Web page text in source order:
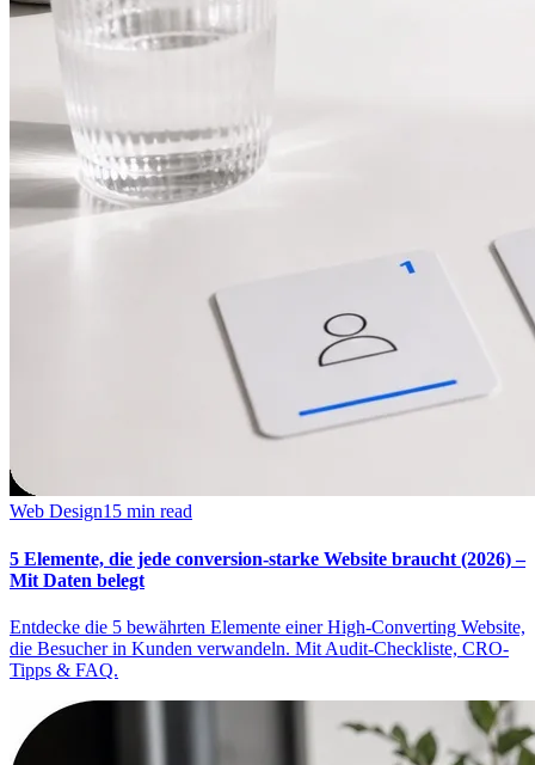
Web Design15 min read
5 Elemente, die jede conversion-starke Website braucht (2026) –
Mit Daten belegt
Entdecke die 5 bewährten Elemente einer High-Converting Website,
die Besucher in Kunden verwandeln. Mit Audit-Checkliste, CRO-
Tipps & FAQ.